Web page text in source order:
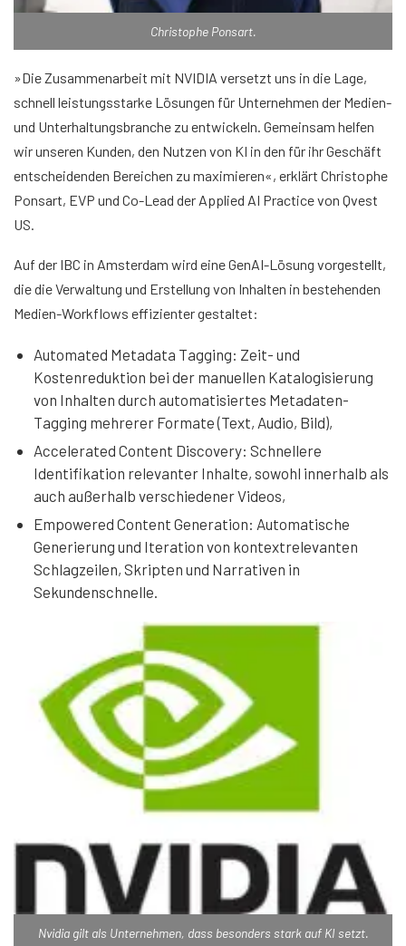
Christophe Ponsart.
»Die Zusammenarbeit mit NVIDIA versetzt uns in die Lage,
schnell leistungsstarke Lösungen für Unternehmen der Medien-
und Unterhaltungsbranche zu entwickeln. Gemeinsam helfen
wir unseren Kunden, den Nutzen von KI in den für ihr Geschäft
entscheidenden Bereichen zu maximieren«, erklärt Christophe
Ponsart, EVP und Co-Lead der Applied AI Practice von Qvest
US.
Auf der IBC in Amsterdam wird eine GenAI-Lösung vorgestellt,
die die Verwaltung und Erstellung von Inhalten in bestehenden
Medien-Workflows effizienter gestaltet:
Automated Metadata Tagging: Zeit- und
Kostenreduktion bei der manuellen Katalogisierung
von Inhalten durch automatisiertes Metadaten-
Tagging mehrerer Formate (Text, Audio, Bild),
Accelerated Content Discovery: Schnellere
Identifikation relevanter Inhalte, sowohl innerhalb als
auch außerhalb verschiedener Videos,
Empowered Content Generation: Automatische
Generierung und Iteration von kontextrelevanten
Schlagzeilen, Skripten und Narrativen in
Sekundenschnelle.
Nvidia gilt als Unternehmen, dass besonders stark auf KI setzt.